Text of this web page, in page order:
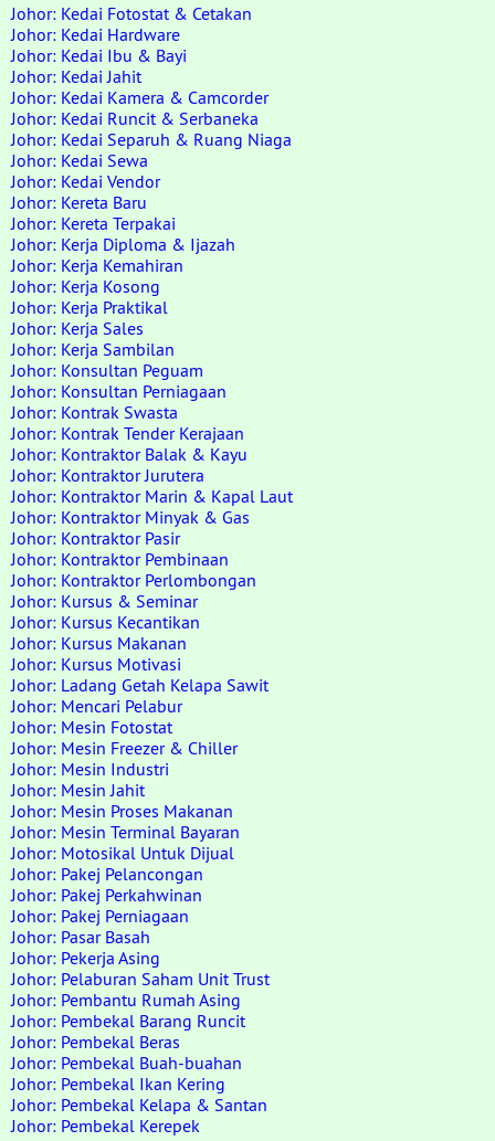
Johor: Kedai Fotostat & Cetakan
Johor: Kedai Hardware
Johor: Kedai Ibu & Bayi
Johor: Kedai Jahit
Johor: Kedai Kamera & Camcorder
Johor: Kedai Runcit & Serbaneka
Johor: Kedai Separuh & Ruang Niaga
Johor: Kedai Sewa
Johor: Kedai Vendor
Johor: Kereta Baru
Johor: Kereta Terpakai
Johor: Kerja Diploma & Ijazah
Johor: Kerja Kemahiran
Johor: Kerja Kosong
Johor: Kerja Praktikal
Johor: Kerja Sales
Johor: Kerja Sambilan
Johor: Konsultan Peguam
Johor: Konsultan Perniagaan
Johor: Kontrak Swasta
Johor: Kontrak Tender Kerajaan
Johor: Kontraktor Balak & Kayu
Johor: Kontraktor Jurutera
Johor: Kontraktor Marin & Kapal Laut
Johor: Kontraktor Minyak & Gas
Johor: Kontraktor Pasir
Johor: Kontraktor Pembinaan
Johor: Kontraktor Perlombongan
Johor: Kursus & Seminar
Johor: Kursus Kecantikan
Johor: Kursus Makanan
Johor: Kursus Motivasi
Johor: Ladang Getah Kelapa Sawit
Johor: Mencari Pelabur
Johor: Mesin Fotostat
Johor: Mesin Freezer & Chiller
Johor: Mesin Industri
Johor: Mesin Jahit
Johor: Mesin Proses Makanan
Johor: Mesin Terminal Bayaran
Johor: Motosikal Untuk Dijual
Johor: Pakej Pelancongan
Johor: Pakej Perkahwinan
Johor: Pakej Perniagaan
Johor: Pasar Basah
Johor: Pekerja Asing
Johor: Pelaburan Saham Unit Trust
Johor: Pembantu Rumah Asing
Johor: Pembekal Barang Runcit
Johor: Pembekal Beras
Johor: Pembekal Buah-buahan
Johor: Pembekal Ikan Kering
Johor: Pembekal Kelapa & Santan
Johor: Pembekal Kerepek